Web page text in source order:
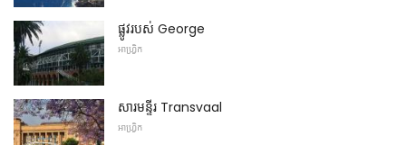
ផ្លូវរបស់ George
អាហ្វ្រិក
សារមន្ទីរ Transvaal
អាហ្វ្រិក